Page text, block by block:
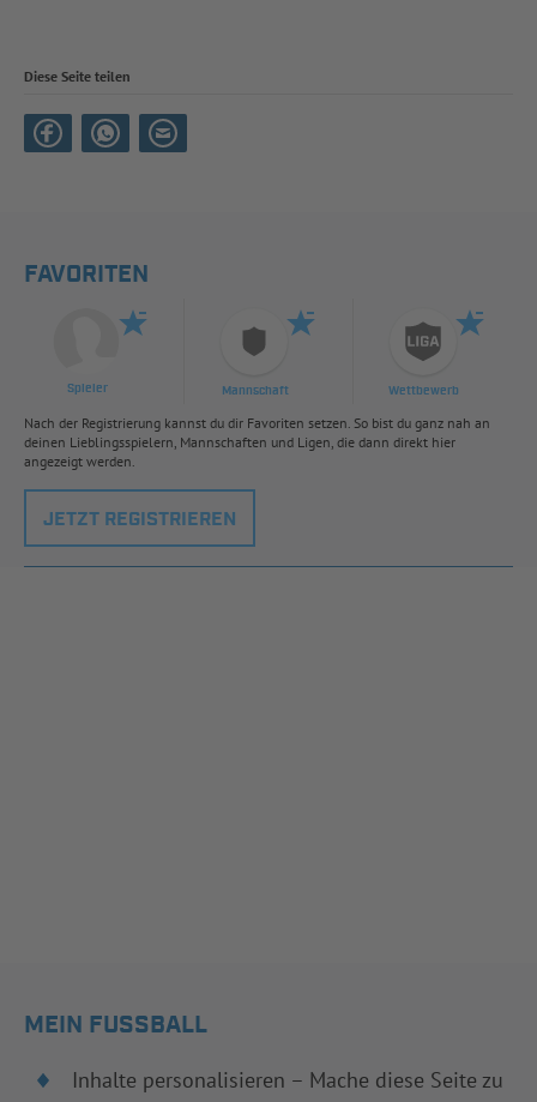
Diese Seite teilen
FAVORITEN
Spieler Mannschaft Wettbewerb
Nach der Registrierung kannst du dir Favoriten setzen. So bist du ganz nah an
deinen Lieblingsspielern, Mannschaften und Ligen, die dann direkt hier
angezeigt werden.
JETZT REGISTRIEREN
MEIN FUSSBALL
Inhalte personalisieren – Mache diese Seite zu